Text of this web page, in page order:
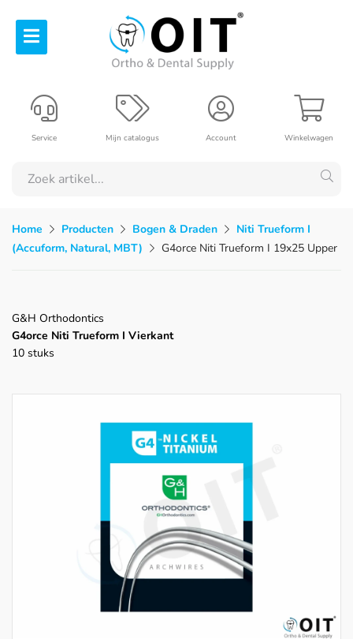
Winkelwagen
Account
Mijn catalogus
Service
Home Producten Bogen & Draden
Niti Trueform I
(Accuform, Natural, MBT)
G4orce Niti Trueform I 19x25 Upper
G&H Orthodontics
G4orce Niti Trueform I Vierkant
10 stuks